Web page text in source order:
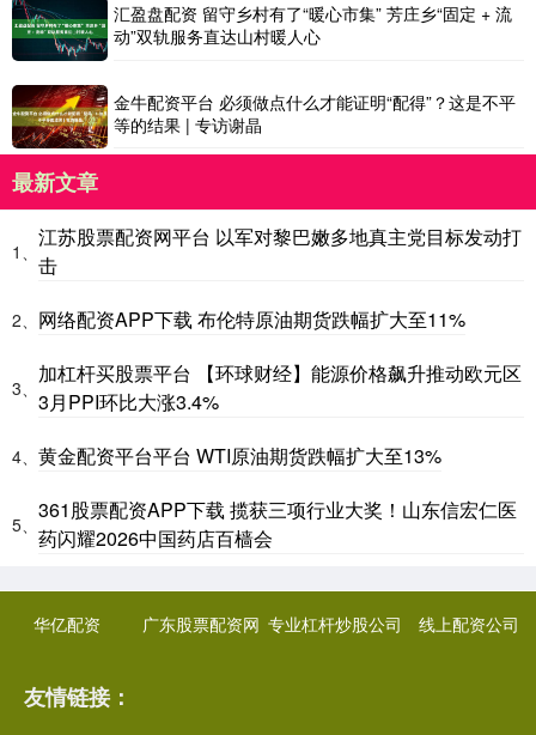
汇盈盘配资 留守乡村有了“暖心市集” 芳庄乡“固定 + 流
动”双轨服务直达山村暖人心
金牛配资平台 必须做点什么才能证明“配得”？这是不平
等的结果 | 专访谢晶
最新文章
1、
江苏股票配资网平台 以军对黎巴嫩多地真主党目标发动打
击
2、 网络配资APP下载 布伦特原油期货跌幅扩大至11%
3、
加杠杆买股票平台 【环球财经】能源价格飙升推动欧元区
3月PPI环比大涨3.4%
4、 黄金配资平台平台 WTI原油期货跌幅扩大至13%
5、
361股票配资APP下载 揽获三项行业大奖！山东信宏仁医
药闪耀2026中国药店百樯会
华亿配资 广东股票配资网 专业杠杆炒股公司 线上配资公司
友情链接：